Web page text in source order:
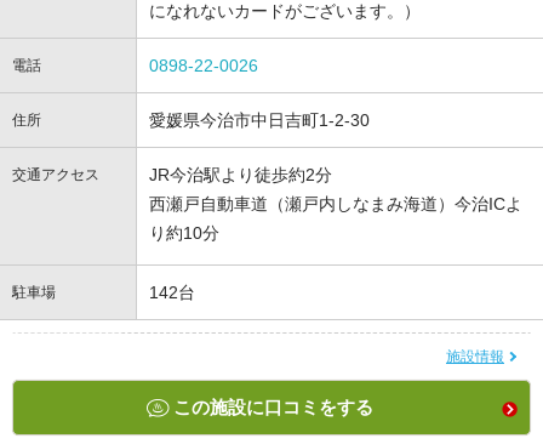
になれないカードがございます。）
電話 0898-22-0026
住所 愛媛県今治市中日吉町1-2-30
交通アクセス
JR今治駅より徒歩約2分
西瀬戸自動車道（瀬戸内しなまみ海道）今治ICよ
り約10分
駐車場 142台
施設情報
この施設に口コミをする